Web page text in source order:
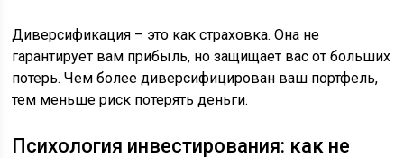
Диверсификация – это как страховка. Она не
гарантирует вам прибыль, но защищает вас от больших
потерь. Чем более диверсифицирован ваш портфель,
тем меньше риск потерять деньги.
Психология инвестирования: как не